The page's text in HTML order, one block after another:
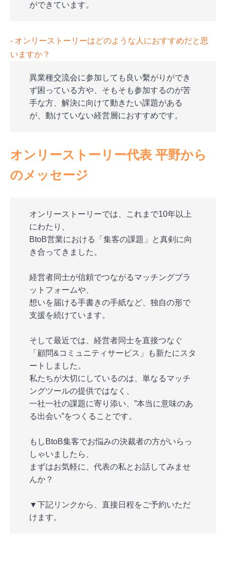
ができています。
‐ オンリーストーリーはどのような人におすすめだと思
いますか？
異業種交流会に参加しても良い繫がりができ
ず困っている方や、そもそも参加するのが苦
手な方、解決に向けて動きたい課題がある
が、動けていない経営層におすすめです。
オンリーストーリー代表 平野から
のメッセージ
オンリーストーリーでは、これまで10年以上
にわたり、
BtoB営業における「集客の課題」と真剣に向
き合ってきました。
経営者同士が信頼でつながるマッチングプラ
ットフォームや、
想いを届ける手書きの手紙など、独自の形で
支援を続けています。
そして最近では、経営者同士を直接つなぐ
「顧問&コミュニティサービス」も新たにスタ
ートしました。
私たちが大切にしているのは、単なるマッチ
ングツールの提供ではなく、
一社一社の課題に寄り添い、”本当に意味のあ
る出会い”をつくることです。
もしBtoB集客でお悩みの決裁者の方がいらっ
しゃいましたら、
まずはお気軽に、代表の私とお話してみませ
んか？
▼下記リンクから、直接日程をご予約いただ
けます。